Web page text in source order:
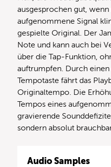
ausgesprochen gut,
aufgenommene Signal
gespielte Original. Der
Note und kann auch bei
über die Tap-Funktion,
auftrumpfen. Durch
Tempotaste fährt das
Originaltempo. Die
Tempos eines
gravierende
sondern absolut
Audio Samples